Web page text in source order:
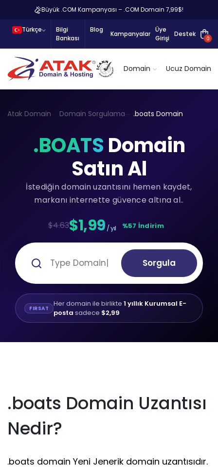
Büyük .COM Kampanyası – .COM Domain 7,99$!
Türkçe
Bilgi
Bankası
Blog
Kampanyalar
Üye
Girişi
Destek
0
Domain Ucuz Domain
Atak Domain Domain Sorgulama .boats Domain
.BOATS Domain
Satın Al
İstediğin domain uzantısını hemen kaydet,
markanı internette güvence altına al..
$4.63$1,99 / yıl %57 İndirim
Sorgula
FIRSAT Her domain ile birlikte 1 yıllık Kurumsal E-
posta sadece $2,99
.boats Domain Uzantısı
Nedir?
.boats domain Yeni Jenerik domain uzantısıdır.